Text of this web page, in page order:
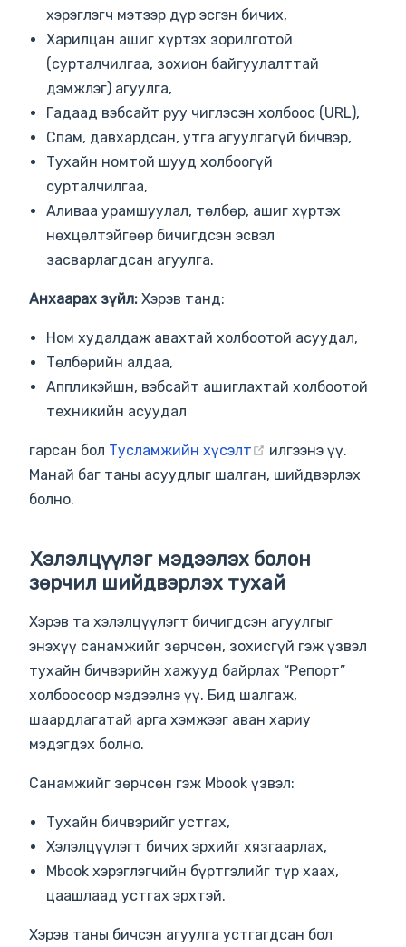
хэрэглэгч мэтээр дүр эсгэн бичих,
Харилцан ашиг хүртэх зорилготой
(сурталчилгаа, зохион байгуулалттай
дэмжлэг) агуулга,
Гадаад вэбсайт руу чиглэсэн холбоос (URL),
Спам, давхардсан, утга агуулгагүй бичвэр,
Тухайн номтой шууд холбоогүй
сурталчилгаа,
Аливаа урамшуулал, төлбөр, ашиг хүртэх
нөхцөлтэйгөөр бичигдсэн эсвэл
засварлагдсан агуулга.
Анхаарах зүйл: Хэрэв танд:
Ном худалдаж авахтай холбоотой асуудал,
Төлбөрийн алдаа,
Аппликэйшн, вэбсайт ашиглахтай холбоотой
техникийн асуудал
гарсан бол Тусламжийн хүсэлт (opens new window)
илгээнэ үү.
Манай баг таны асуудлыг шалган, шийдвэрлэх
болно.
Хэлэлцүүлэг мэдээлэх болон
зөрчил шийдвэрлэх тухай
Хэрэв та хэлэлцүүлэгт бичигдсэн агуулгыг
энэхүү санамжийг зөрчсөн, зохисгүй гэж үзвэл
тухайн бичвэрийн хажууд байрлах “Репорт”
холбоосоор мэдээлнэ үү. Бид шалгаж,
шаардлагатай арга хэмжээг аван хариу
мэдэгдэх болно.
Санамжийг зөрчсөн гэж Mbook үзвэл:
Тухайн бичвэрийг устгах,
Хэлэлцүүлэгт бичих эрхийг хязгаарлах,
Mbook хэрэглэгчийн бүртгэлийг түр хаах,
цаашлаад устгах эрхтэй.
Хэрэв таны бичсэн агуулга устгагдсан бол